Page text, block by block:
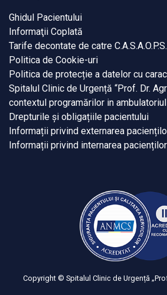
Ghidul Pacientului
Informaţii Coplată
Tarife decontate de catre
Politica de Cookie-uri
Politica de protecție a datelor cu
Spitalul Clinic de Urgență “Prof. Dr.
contextul programărilor in
Drepturile și obligațiile pacientului
Informații privind externarea
Informații privind internarea pacienților
Copyright © Spitalul Clinic de Urgență